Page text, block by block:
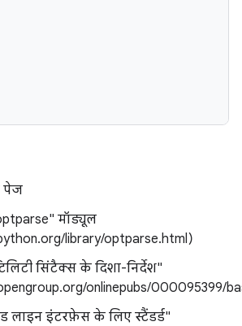
पेज
मॉड्यूल
library/optparse.html)
सिंटैक्स के दिशा-निर्देश"
onlinepubs/000095399/
लाइन इंटरफ़ेस के लिए स्टैंडर्ड"